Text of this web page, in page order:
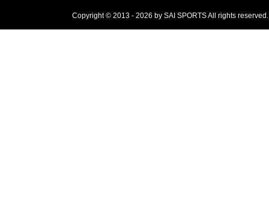
Copyright © 2013 - 2026 by SAI SPORTS All rights reserved.